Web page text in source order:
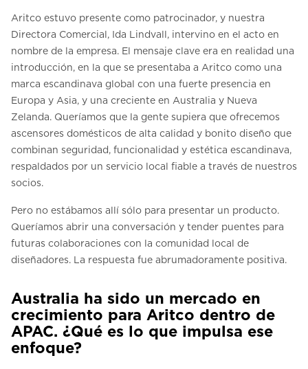
Aritco estuvo presente como patrocinador, y nuestra
Directora Comercial, Ida Lindvall, intervino en el acto en
nombre de la empresa. El mensaje clave era en realidad una
introducción, en la que se presentaba a Aritco como una
marca escandinava global con una fuerte presencia en
Europa y Asia, y una creciente en Australia y Nueva
Zelanda. Queríamos que la gente supiera que ofrecemos
ascensores domésticos de alta calidad y bonito diseño que
combinan seguridad, funcionalidad y estética escandinava,
respaldados por un servicio local fiable a través de nuestros
socios.
Pero no estábamos allí sólo para presentar un producto.
Queríamos abrir una conversación y tender puentes para
futuras colaboraciones con la comunidad local de
diseñadores. La respuesta fue abrumadoramente positiva.
Australia ha sido un mercado en
crecimiento para Aritco dentro de
APAC. ¿Qué es lo que impulsa ese
enfoque?